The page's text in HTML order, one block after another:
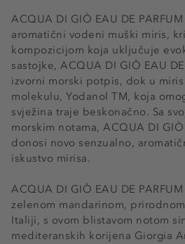
ACQUA DI GIÒ EAU DE
aromatični vodeni muški miris,
kompozicijom koja uključuje
sastojke, ACQUA DI GIÒ EAU
izvorni morski potpis, dok u
molekulu, Yodanol TM, koja
svježina traje beskonačno. Sa
morskim notama, ACQUA DI GIÒ
donosi novo senzualno,
iskustvo mirisa.
ACQUA DI GIÒ EAU DE
zelenom mandarinom,
Italiji, s ovom blistavom notom
mediteranskih korijena Giorgia